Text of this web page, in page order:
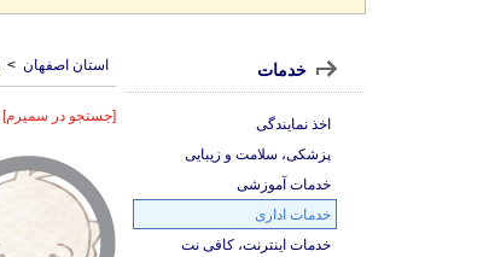
استان اصفهان >
[جستجو در سمیرم]
خدمات
اخذ نمایندگی
پزشکی، سلامت و زیبایی
خدمات آموزشی
خدمات اداری
خدمات اینترنت، کافی نت